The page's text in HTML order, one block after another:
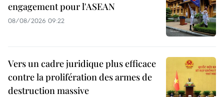
engagement pour l'ASEAN
08/08/2026 09:22
Vers un cadre juridique plus efficace
contre la prolifération des armes de
destruction massive